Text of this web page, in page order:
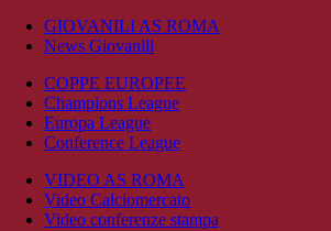
GIOVANILI AS ROMA
News Giovanili
COPPE EUROPEE
Champions League
Europa League
Conference League
VIDEO AS ROMA
Video Calciomercato
Video conferenze stampa